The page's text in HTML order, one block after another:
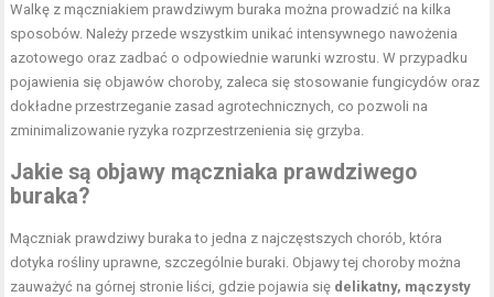
Walkę z mączniakiem prawdziwym buraka można prowadzić na kilka
sposobów. Należy przede wszystkim unikać intensywnego nawożenia
azotowego oraz zadbać o odpowiednie warunki wzrostu. W przypadku
pojawienia się objawów choroby, zaleca się stosowanie fungicydów oraz
dokładne przestrzeganie zasad agrotechnicznych, co pozwoli na
zminimalizowanie ryzyka rozprzestrzenienia się grzyba.
Jakie są objawy mączniaka prawdziwego
buraka?
Mączniak prawdziwy buraka to jedna z najczęstszych chorób, która
dotyka rośliny uprawne, szczególnie buraki. Objawy tej choroby można
zauważyć na górnej stronie liści, gdzie pojawia się delikatny, mączysty